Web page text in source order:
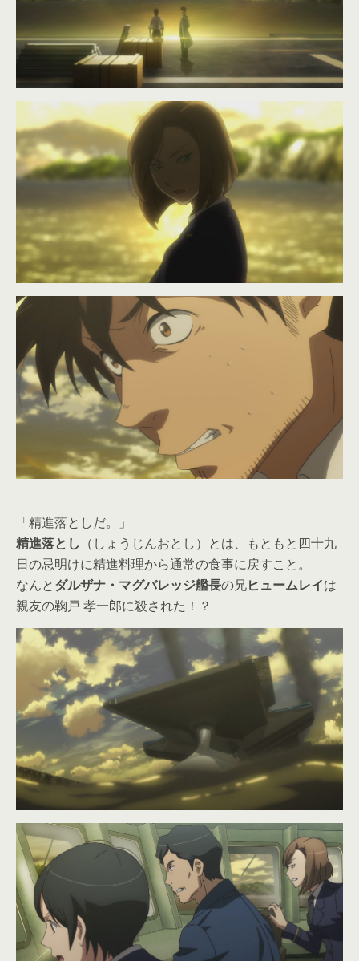
「精進落としだ。」
精進落とし （しょうじんおとし）とは、もともと四十九
日の忌明けに精進料理から通常の食事に戻すこと。
なんとダルザナ・マグバレッジ艦長の兄ヒュームレイは
親友の鞠戸 孝一郎に殺された！？